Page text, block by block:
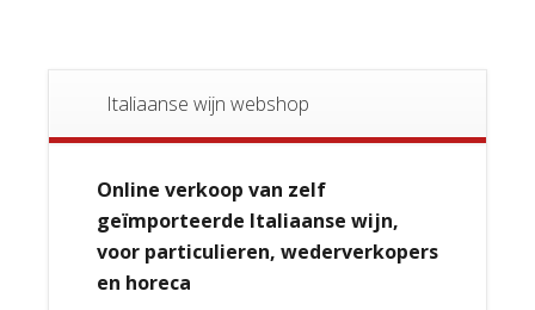
Italiaanse wijn webshop
Online verkoop van zelf
geïmporteerde Italiaanse wijn,
voor particulieren, wederverkopers
en horeca